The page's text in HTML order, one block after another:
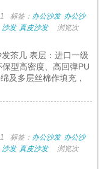
标签： 办公沙发 办公沙
沙发 真皮沙发
浏览次
茶几 表层：进口一级
型高密度、高回弹PU
及多层丝棉作填充，
标签： 办公沙发 办公沙
沙发 真皮沙发
浏览次